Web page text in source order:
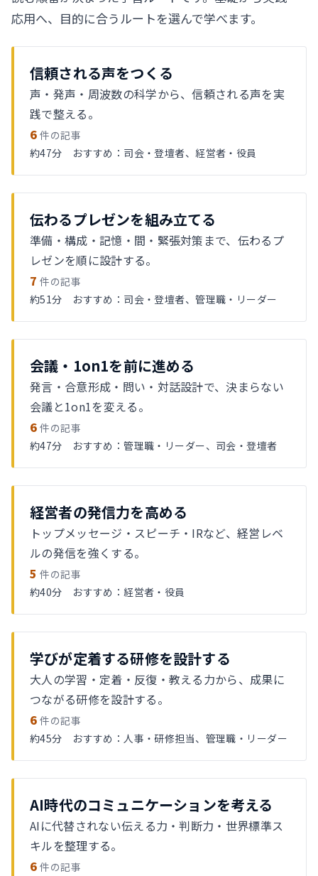
応用へ、目的に合うルートを選んで学べます。
信頼される声をつくる
声・発声・周波数の科学から、信頼される声を実
践で整える。
6 件の記事
約47分 おすすめ：司会・登壇者、経営者・役員
伝わるプレゼンを組み立てる
準備・構成・記憶・間・緊張対策まで、伝わるプ
レゼンを順に設計する。
7 件の記事
約51分 おすすめ：司会・登壇者、管理職・リーダー
会議・1on1を前に進める
発言・合意形成・問い・対話設計で、決まらない
会議と1on1を変える。
6 件の記事
約47分 おすすめ：管理職・リーダー、司会・登壇者
経営者の発信力を高める
トップメッセージ・スピーチ・IRなど、経営レベ
ルの発信を強くする。
5 件の記事
約40分 おすすめ：経営者・役員
学びが定着する研修を設計する
大人の学習・定着・反復・教える力から、成果に
つながる研修を設計する。
6 件の記事
約45分 おすすめ：人事・研修担当、管理職・リーダー
AI時代のコミュニケーションを考える
AIに代替されない伝える力・判断力・世界標準ス
キルを整理する。
6 件の記事